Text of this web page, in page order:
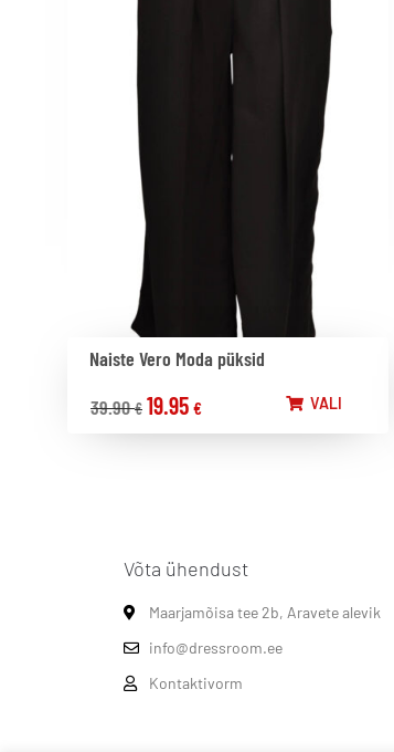
Naiste Vero Moda püksid
39.90€ 19.95 € VALI
Võta ühendust
Maarjamõisa tee 2b, Aravete alevik
info@dressroom.ee
Kontaktivorm